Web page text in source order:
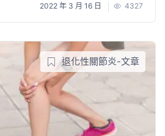
2022 年 3 月 16 日 4327
退化性關節炎-文章